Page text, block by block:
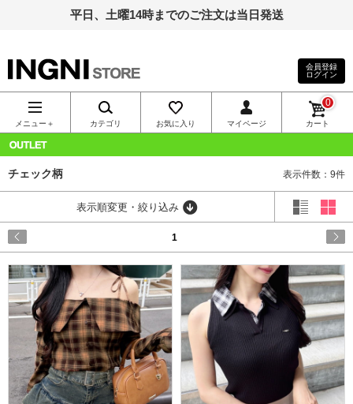
平日、土曜14時までのご注文は当日発送
INGNI（イン
グ）公式通
販｜INGNI
STORE
会員登録
ログイン
メニュー＋ カテゴリ お気に入り マイページ カート
0
チェック柄 表示件数：9件
表示順変更・絞り込み
1